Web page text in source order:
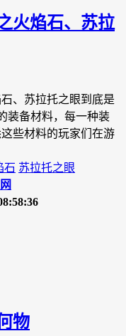
火焰石、苏拉
、苏拉托之眼到底是
装备材料，每一种装
些材料的玩家们在游
石 苏拉托之眼
物